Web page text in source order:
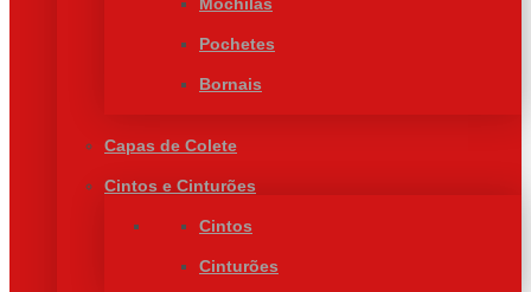
Pochetes
Bornais
Capas de Colete
Cintos e Cinturões
Cintos
Cinturões